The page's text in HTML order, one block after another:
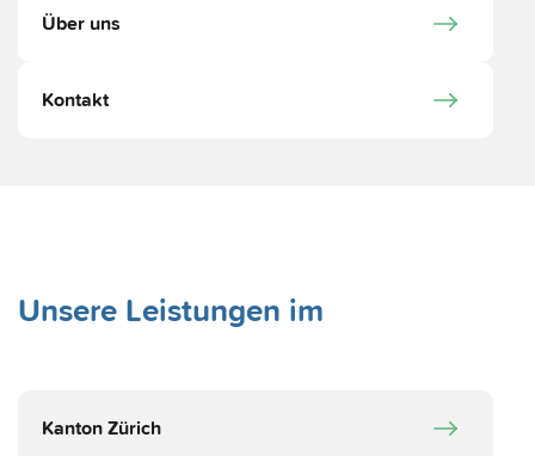
Über uns
Kontakt
Unsere Leistungen im
Kanton Zürich